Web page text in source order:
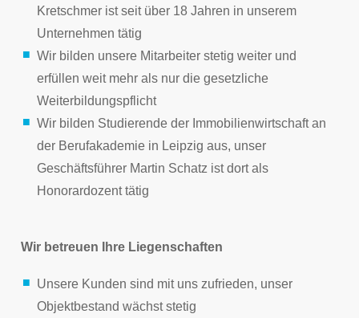
Kretschmer ist seit über 18 Jahren in unserem
Unternehmen tätig
Wir bilden unsere Mitarbeiter stetig weiter und
erfüllen weit mehr als nur die gesetzliche
Weiterbildungspflicht
Wir bilden Studierende der Immobilienwirtschaft an
der Berufakademie in Leipzig aus, unser
Geschäftsführer Martin Schatz ist dort als
Honorardozent tätig
Wir betreuen Ihre Liegenschaften
Unsere Kunden sind mit uns zufrieden, unser
Objektbestand wächst stetig